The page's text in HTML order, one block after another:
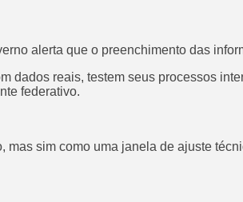
alerta que o preenchimento das
dados reais, testem seus processos
federativo.
sim como uma janela de ajuste